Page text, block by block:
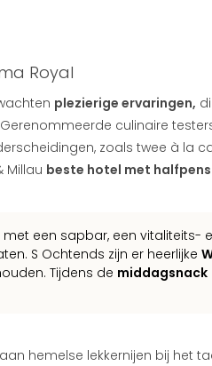
Royal
plezierige ervaringen,
culinaire
zoals twee à la
Millau beste hotel met
met een sapbar, een vitaliteits-
S Ochtends zijn er heerlijke
Tijdens de middagsnack
hemelse lekkernijen bij het